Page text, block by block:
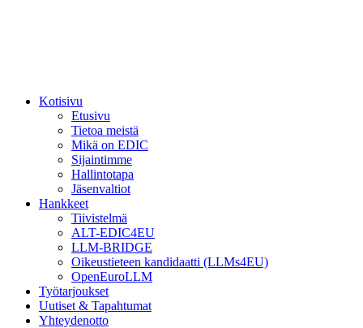
Kotisivu
Etusivu
Tietoa meistä
Mikä on EDIC
Sijaintimme
Hallintotapa
Jäsenvaltiot
Hankkeet
Tiivistelmä
ALT-EDIC4EU
LLM-BRIDGE
Oikeustieteen kandidaatti (LLMs4EU)
OpenEuroLLM
Työtarjoukset
Uutiset & Tapahtumat
Yhteydenotto